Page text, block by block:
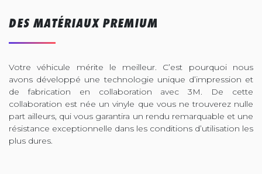
DES MATÉRIAUX PREMIUM
Votre véhicule mérite le meilleur. C’est pourquoi nous
avons développé une technologie unique d’impression et
de fabrication en collaboration avec 3M. De cette
collaboration est née un vinyle que vous ne trouverez nulle
part ailleurs, qui vous garantira un rendu remarquable et une
résistance exceptionnelle dans les conditions d’utilisation les
plus dures.